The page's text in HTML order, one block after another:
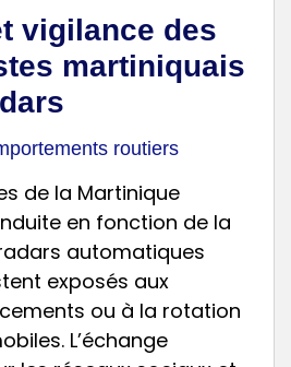
vigilance des
martiniquais
routiers
de la Martinique
en fonction de la
automatiques
exposés aux
ou à la rotation
L’échange